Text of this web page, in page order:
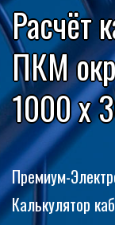
Расчёт
ПКМ
1000 x
Премиум-
Калькулятор